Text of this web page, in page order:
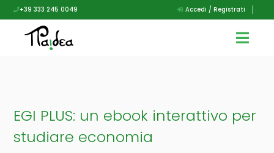
+39 333 245 0049 Accedi / Registrati
EGI PLUS: un ebook interattivo per
studiare economia